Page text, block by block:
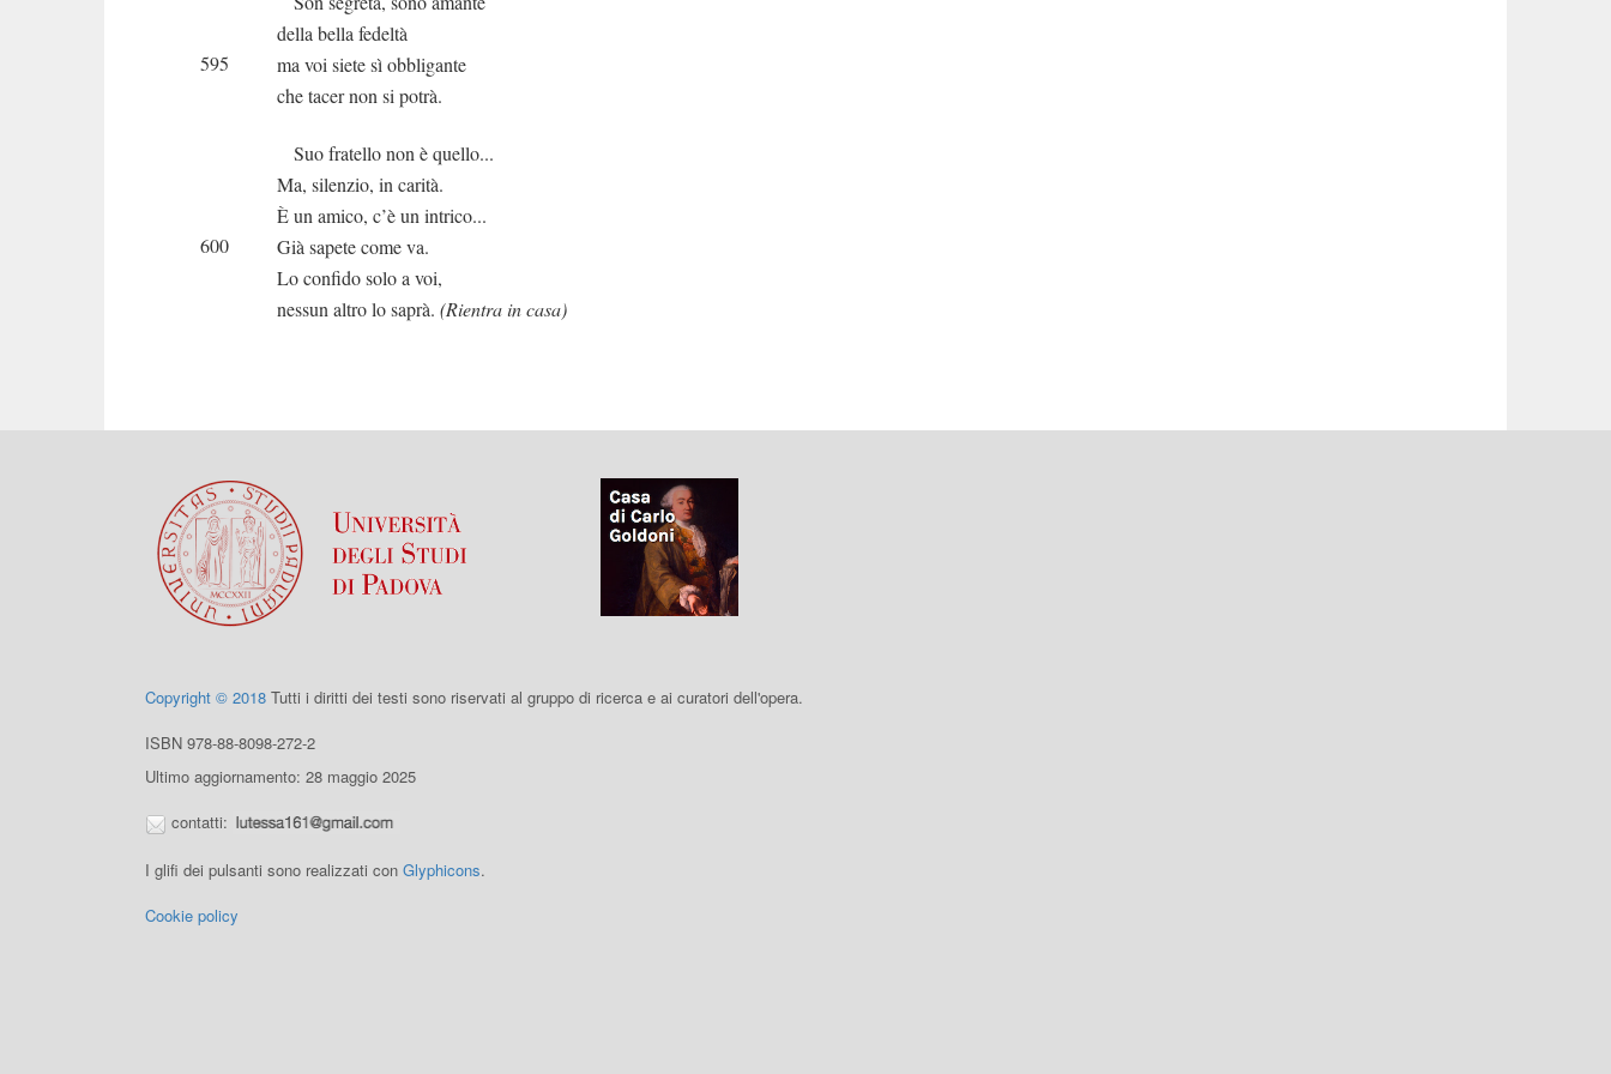
della bella fedeltà
595
ma voi siete sì obbligante
che tacer non si potrà.
Suo fratello non è quello...
Ma, silenzio, in carità.
È un amico, c’è un intrico...
600
Già sapete come va.
Lo confido solo a voi,
nessun altro lo saprà. (Rientra in casa)
Copyright © 2018 Tutti i diritti dei testi sono riservati al gruppo di ricerca e ai curatori dell'opera.
ISBN 978-88-8098-272-2
Ultimo aggiornamento: 28 maggio 2025
contatti:
I glifi dei pulsanti sono realizzati con Glyphicons.
Cookie policy